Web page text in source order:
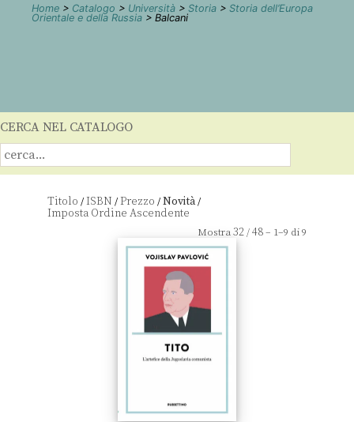
Home > Catalogo > Università > Storia > Storia dell’Europa
Orientale e della Russia > Balcani
CERCA NEL CATALOGO
Titolo /ISBN /Prezzo /Novità/
Mostra32/48– 1–9 di 9